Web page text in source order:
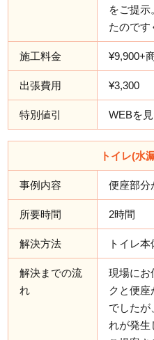
をご提示
たのです
施工料金 ¥9,900+
出張費用 ¥3,300
特別値引 WEBを
トイレ(水
事例内容 便座部分
所要時間 2時間
解決方法 トイレ
解決までの流
れ
現場にお
クと便
でしたが
れが発生